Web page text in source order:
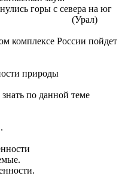
с севера на юг
комплексе России пойдет
природы
по данной теме
ФГП.